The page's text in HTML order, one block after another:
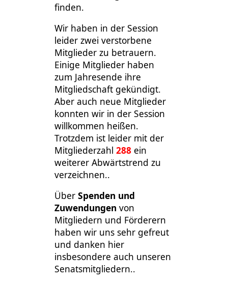
finden.
Wir haben in der Session
leider zwei verstorbene
Mitglieder zu betrauern.
Einige Mitglieder haben
zum Jahresende ihre
Mitgliedschaft gekündigt.
Aber auch neue Mitglieder
konnten wir in der Session
willkommen heißen.
Trotzdem ist leider mit der
Mitgliederzahl 288 ein
weiterer Abwärtstrend zu
verzeichnen..
Über Spenden und
Zuwendungen von
Mitgliedern und Förderern
haben wir uns sehr gefreut
und danken hier
insbesondere auch unseren
Senatsmitgliedern..